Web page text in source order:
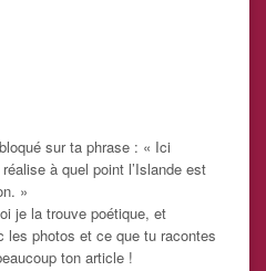
sur ta phrase : « Ici
à quel point l’Islande est
»
je la trouve poétique, et
les photos et ce que tu racontes
ton article !